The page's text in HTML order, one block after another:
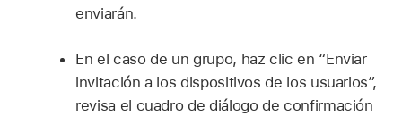
enviarán.
En el caso de un grupo, haz clic en “Enviar
invitación a los dispositivos de los usuarios”,
revisa el cuadro de diálogo de confirmación